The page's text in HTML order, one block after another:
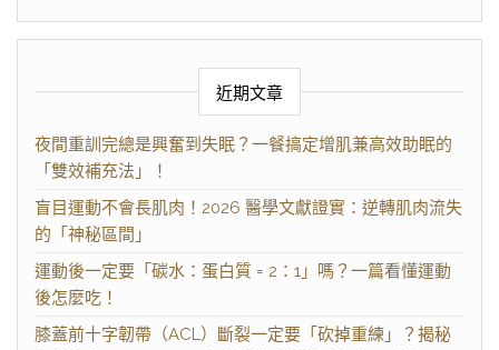
近期文章
夜間重訓完總是興奮到失眠？一餐搞定增肌兼高效助眠的
「雙效補充法」！
盲目運動不會長肌肉！2026 醫學文獻證實：逆轉肌肉流失
的「神秘區間」
運動後一定要「碳水：蛋白質 = 2：1」嗎？一篇看懂運動
後怎麼吃！
膝蓋前十字韌帶（ACL）斷裂一定要「砍掉重練」？揭秘